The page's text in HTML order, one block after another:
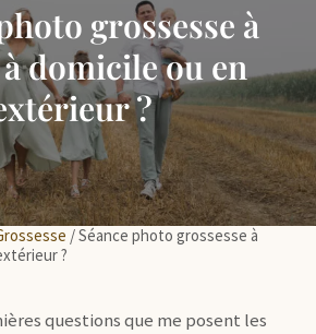
grossesse à
domicile ou en
?
/Séance photo grossesse à
?
questions que me posent les